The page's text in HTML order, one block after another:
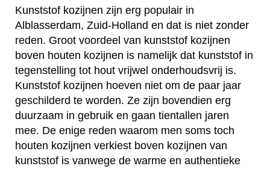
Kunststof kozijnen zijn erg populair in
Alblasserdam, Zuid-Holland en dat is niet zonder
reden. Groot voordeel van kunststof kozijnen
boven houten kozijnen is namelijk dat kunststof in
tegenstelling tot hout vrijwel onderhoudsvrij is.
Kunststof kozijnen hoeven niet om de paar jaar
geschilderd te worden. Ze zijn bovendien erg
duurzaam in gebruik en gaan tientallen jaren
mee. De enige reden waarom men soms toch
houten kozijnen verkiest boven kozijnen van
kunststof is vanwege de warme en authentieke